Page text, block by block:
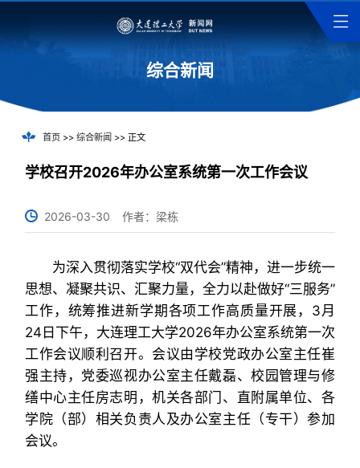
综合新闻
首页>> 综合新闻 >> 正文
学校召开2026年办公室系统第一次工作会议
2026-03-30 作者：梁栋
为深入贯彻落实学校“双代会”精神，进一步统一
思想、凝聚共识、汇聚力量，全力以赴做好“三服务”
工作，统筹推进新学期各项工作高质量开展，3月
24日下午，大连理工大学2026年办公室系统第一次
工作会议顺利召开。会议由学校党政办公室主任崔
强主持，党委巡视办公室主任戴磊、校园管理与修
缮中心主任房志明，机关各部门、直附属单位、各
学院（部）相关负责人及办公室主任（专干）参加
会议。